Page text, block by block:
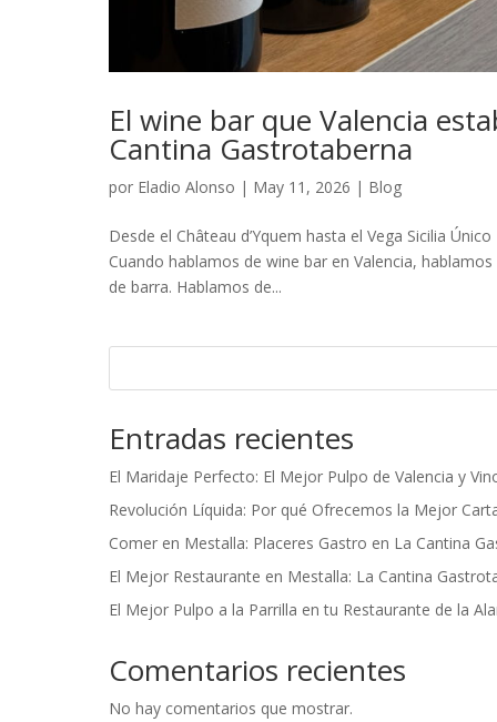
El wine bar que Valencia
Cantina Gastrotaberna
por Eladio Alonso | May 11, 2026 | Blog
Desde el Château d’Yquem hasta el Vega Sicilia
Cuando hablamos de wine bar en Valencia,
de barra. Hablamos de...
Entradas recientes
El Maridaje Perfecto: El Mejor Pulpo de Valencia y
Revolución Líquida: Por qué Ofrecemos la Mejor
Comer en Mestalla: Placeres Gastro en La Cantina
El Mejor Restaurante en Mestalla: La Cantina
El Mejor Pulpo a la Parrilla en tu Restaurante de la
Comentarios recientes
No hay comentarios que mostrar.